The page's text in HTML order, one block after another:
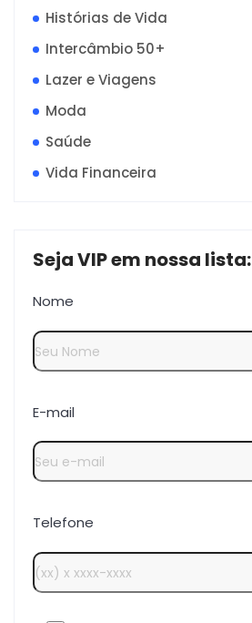
Histórias de Vida
Intercâmbio 50+
Lazer e Viagens
Moda
Saúde
Vida Financeira
Seja VIP em nossa lista:
Nome
E-mail
Telefone